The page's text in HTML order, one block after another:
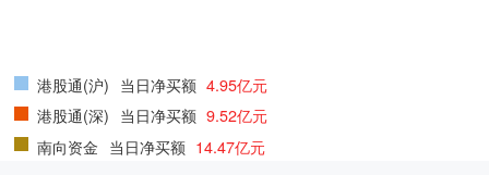
港股通(沪) 当日净买额 4.95亿元
港股通(深) 当日净买额 9.52亿元
南向资金 当日净买额 14.47亿元